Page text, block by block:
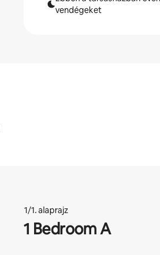
vendégeket
1/1. alaprajz
1 Bedroom A